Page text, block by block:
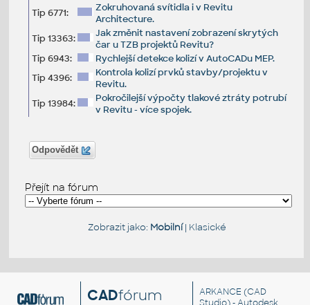
Tip 6771:
Zokruhovaná svítidla i v Revitu
Architecture.
Tip 13363:
Jak změnit nastavení zobrazení skrytých
čar u TZB projektů Revitu?
Tip 6943:
Rychlejší detekce kolizí v AutoCADu MEP.
Tip 4396:
Kontrola kolizí prvků stavby/projektu v
Revitu.
Tip 13984:
Pokročilejší výpočty tlakové ztráty potrubí
v Revitu - více spojek.
Odpovědět
Přejít na fórum
Zobrazit jako: Mobilní| Klasické
CADfórum ARKANCE (CAD